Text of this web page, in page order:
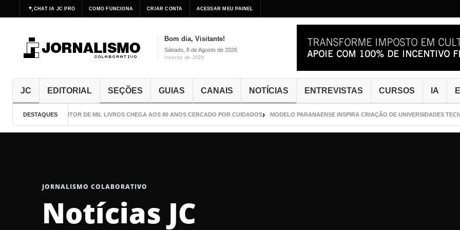
CHAT IA JC PRO COMO FUNCIONA CRIAR CONTA ACESSAR MEU PAINEL
Bom dia, Visitante!
Sábado, 8 de Agosto de 2026
Inverno de 2026
JC EDITORIAL SEÇÕES GUIAS CANAIS NOTÍCIAS ENTREVISTAS CURSOS IA
DESTAQUES
O ESCRITOR DE MIL LIVROS CHEGA AOS 80 ANOS CERCADO POR CUIDADOS MODELO PARANAENSE INSPIRA CRIAÇÃO DE UNIVERSIDADES
JORNALISMO COLABORATIVO
Notícias JC